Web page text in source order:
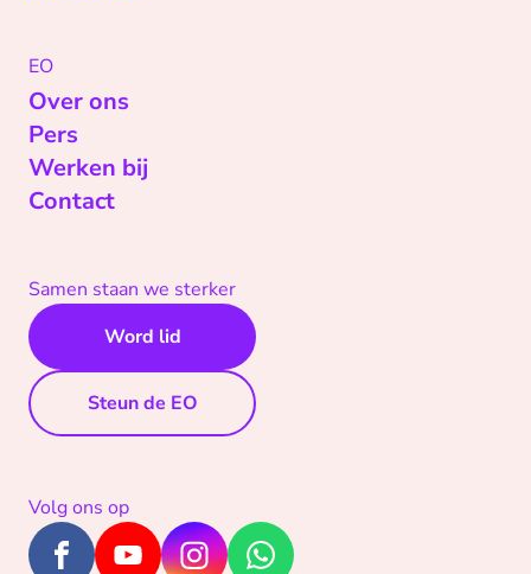
EO
Over ons
Pers
Werken bij
Contact
Samen staan we sterker
Word lid
Steun de EO
Volg ons op